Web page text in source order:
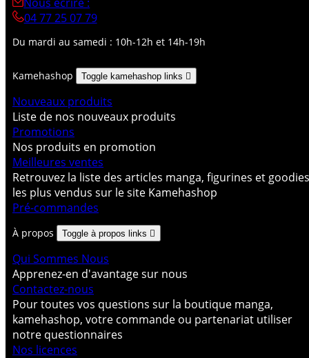
04 77 25 07 79
Du mardi au samedi : 10h-12h et 14h-19h
Kamehashop Toggle kamehashop links 
Nouveaux produits
Liste de nos nouveaux produits
Promotions
Nos produits en promotion
Meilleures ventes
Retrouvez la liste des articles manga, figurines et goodies
les plus vendus sur le site Kamehashop
Pré-commandes
À propos Toggle à propos links 
Qui Sommes Nous
Apprenez-en d'avantage sur nous
Contactez-nous
Pour toutes vos questions sur la boutique manga,
kamehashop, votre commande ou partenariat utiliser
notre questionnaires
Nos licences